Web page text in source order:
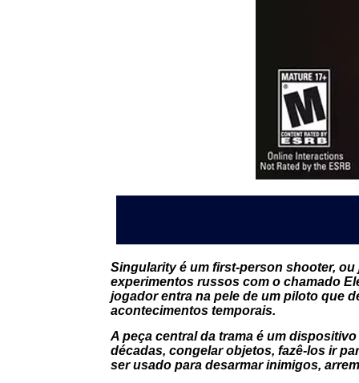
Singularity é um first-person shooter, ou
experimentos russos com o chamado
jogador entra na pele de um piloto que
acontecimentos temporais.
A peça central da trama é um
décadas, congelar objetos, fazê-los ir
ser usado para desarmar inimigos,